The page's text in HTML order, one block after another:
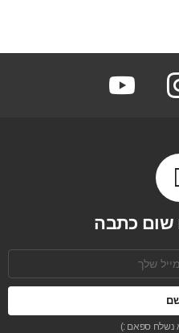
instagram
שום כתבה
נשלח ספאם :)